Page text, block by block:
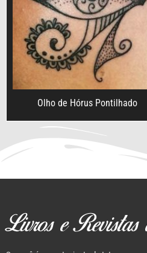
Olho de Hórus Pontilhado
Livros e Revistas